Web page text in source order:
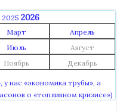
2025 2026
Март
Апрель
Июль
Август
Ноябрь Декабрь
нас «экономика трубы», а
о «топливном кризисе»)